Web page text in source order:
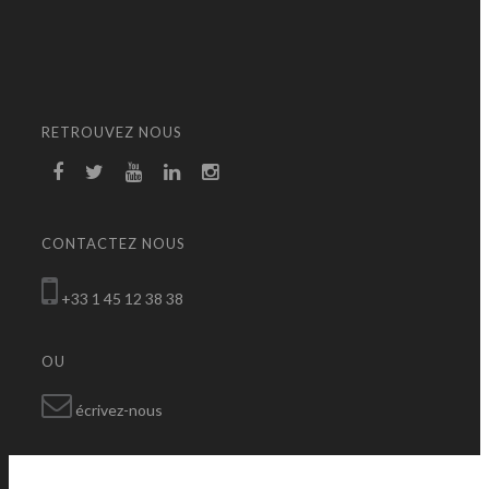
RETROUVEZ NOUS
CONTACTEZ NOUS
+33 1 45 12 38 38
OU
écrivez-nous